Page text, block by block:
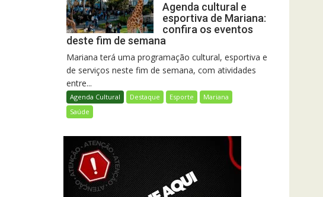
Agenda cultural e
esportiva de Mariana:
confira os eventos
deste fim de semana
Mariana terá uma programação cultural, esportiva e
de serviços neste fim de semana, com atividades
entre...
Agenda Cultural Destaque Esporte
Mariana
Saúde